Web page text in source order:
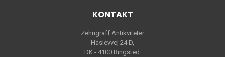
KONTAKT
Zehngraff Antikviteter
Haslevvej 24 D,
DK - 4100 Ringsted.